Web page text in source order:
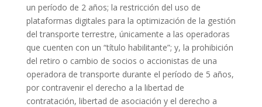
un período de 2 años; la restricción del uso de
plataformas digitales para la optimización de la gestión
del transporte terrestre, únicamente a las operadoras
que cuenten con un “título habilitante”; y, la prohibición
del retiro o cambio de socios o accionistas de una
operadora de transporte durante el período de 5 años,
por contravenir el derecho a la libertad de
contratación, libertad de asociación y el derecho a